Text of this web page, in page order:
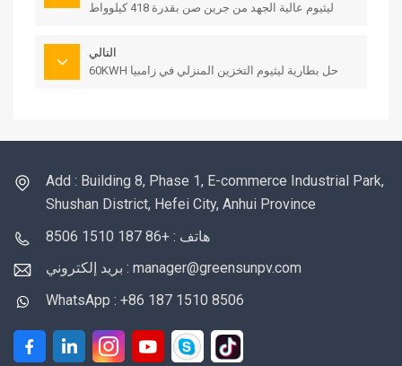
ليثيوم عالية الجهد من جرين صن بقدرة 418 كيلوواط
التالي
60KWH حل بطارية ليثيوم التخزين المنزلي في زامبيا
Add : Building 8, Phase 1, E-commerce Industrial Park,
Shushan District, Hefei City, Anhui Province
هاتف : +86 187 1510 8506
بريد إلكتروني : manager@greensunpv.com
WhatsApp : +86 187 1510 8506